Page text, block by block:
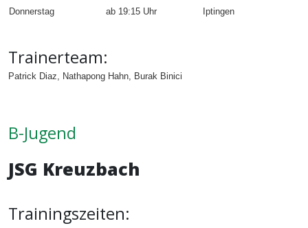
Donnerstag ab 19:15 Uhr Iptingen
Trainerteam:
Patrick Diaz, Nathapong Hahn, Burak Binici
B-Jugend
JSG Kreuzbach
Trainingszeiten: